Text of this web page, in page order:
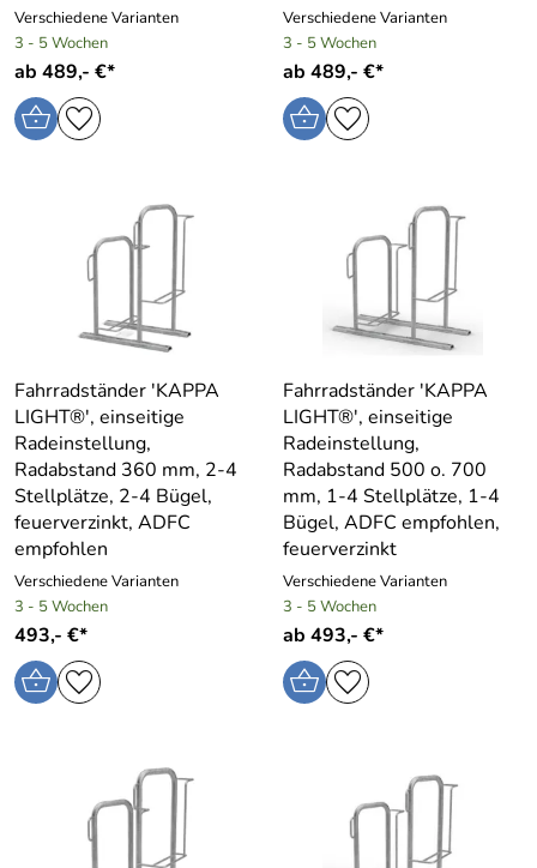
Verschiedene Varianten
3 - 5 Wochen
ab 489,- €*
Verschiedene Varianten
3 - 5 Wochen
ab 489,- €*
Fahrradständer ′KAPPA
LIGHT®′, einseitige
Radeinstellung,
Radabstand 360 mm, 2-4
Stellplätze, 2-4 Bügel,
feuerverzinkt, ADFC
empfohlen
Verschiedene Varianten
3 - 5 Wochen
493,- €*
Fahrradständer ′KAPPA
LIGHT®′, einseitige
Radeinstellung,
Radabstand 500 o. 700
mm, 1-4 Stellplätze, 1-4
Bügel, ADFC empfohlen,
feuerverzinkt
Verschiedene Varianten
3 - 5 Wochen
ab 493,- €*